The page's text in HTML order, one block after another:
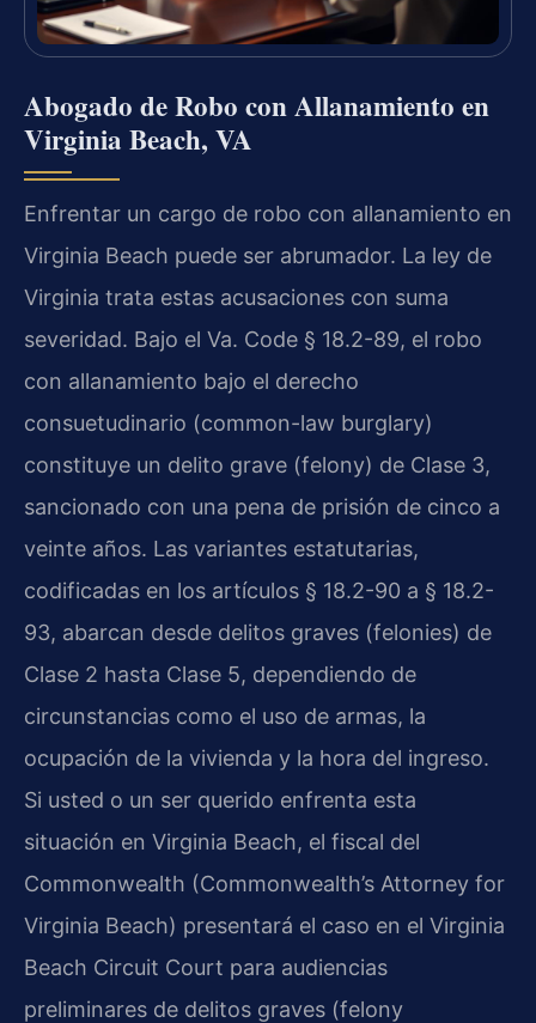
Abogado de Robo con Allanamiento en
Virginia Beach, VA
Enfrentar un cargo de robo con allanamiento en
Virginia Beach puede ser abrumador. La ley de
Virginia trata estas acusaciones con suma
severidad. Bajo el Va. Code § 18.2-89, el robo
con allanamiento bajo el derecho
consuetudinario (common-law burglary)
constituye un delito grave (felony) de Clase 3,
sancionado con una pena de prisión de cinco a
veinte años. Las variantes estatutarias,
codificadas en los artículos § 18.2-90 a § 18.2-
93, abarcan desde delitos graves (felonies) de
Clase 2 hasta Clase 5, dependiendo de
circunstancias como el uso de armas, la
ocupación de la vivienda y la hora del ingreso.
Si usted o un ser querido enfrenta esta
situación en Virginia Beach, el fiscal del
Commonwealth (Commonwealth’s Attorney for
Virginia Beach) presentará el caso en el Virginia
Beach Circuit Court para audiencias
preliminares de delitos graves (felony